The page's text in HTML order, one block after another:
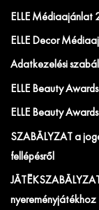
ELLE Médiaajánlat
ELLE Decor
Adatkezelési
ELLE Beauty
ELLE Beauty
SZABÁLYZAT a
fellépésről
nyereményjátékhoz